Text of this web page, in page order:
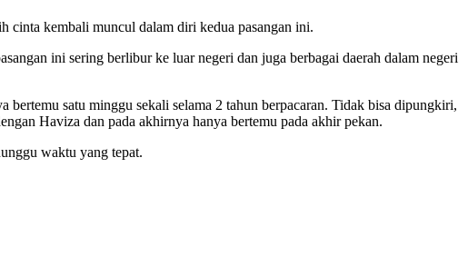
cinta kembali muncul dalam diri kedua pasangan ini.
ini sering berlibur ke luar negeri dan juga berbagai daerah dalam negeri
satu minggu sekali selama 2 tahun berpacaran. Tidak bisa dipungkiri,
Haviza dan pada akhirnya hanya bertemu pada akhir pekan.
waktu yang tepat.